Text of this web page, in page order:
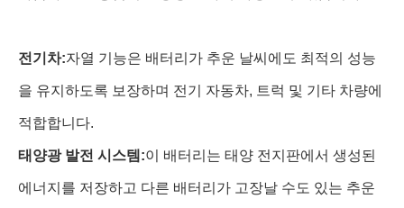
전기차:자열 기능은 배터리가 추운 날씨에도 최적의 성능
을 유지하도록 보장하며 전기 자동차, 트럭 및 기타 차량에
적합합니다.
태양광 발전 시스템:이 배터리는 태양 전지판에서 생성된
에너지를 저장하고 다른 배터리가 고장날 수도 있는 추운